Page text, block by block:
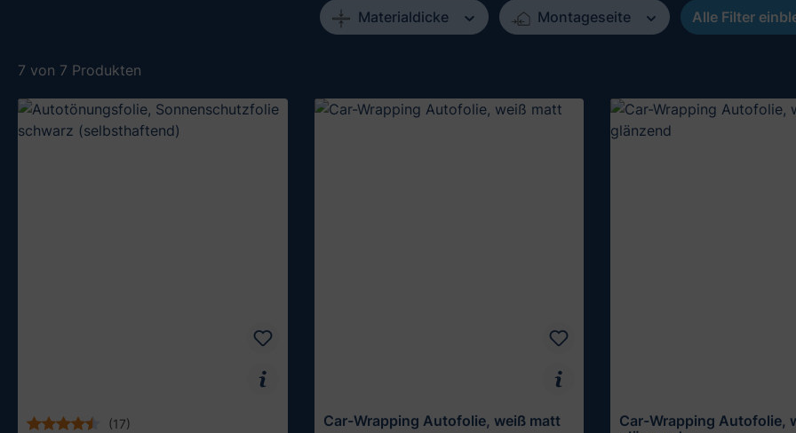
Materialdicke Montageseite Alle Filter
7 von 7 Produkten
(17) Car-Wrapping Autofolie, weiß matt
Car-Wrapping Autofolie,